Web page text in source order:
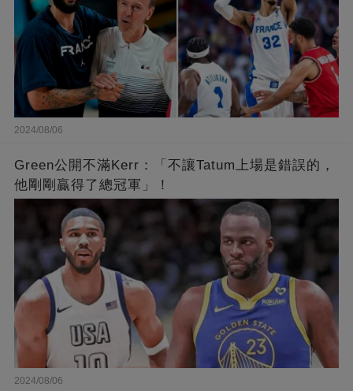
2024/08/06
Green公開不滿Kerr：「不讓Tatum上場是錯誤的，
他剛剛贏得了總冠軍」！
2024/08/06